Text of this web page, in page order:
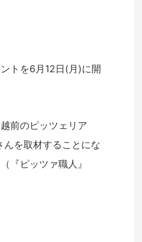
トを6月12日(月)に開
前のピッツェリア
んを取材することにな
『ピッツァ職人』